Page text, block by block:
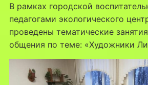
В рамках городской
педагогами экологического
проведены тематические
общения по теме: «Художники